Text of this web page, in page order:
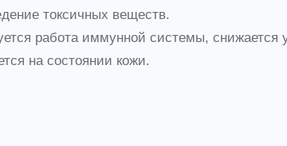
токсичных веществ.
работа иммунной системы, снижается
на состоянии кожи.